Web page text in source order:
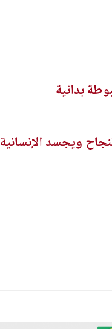
بدائية
ويجسد الإنسانية